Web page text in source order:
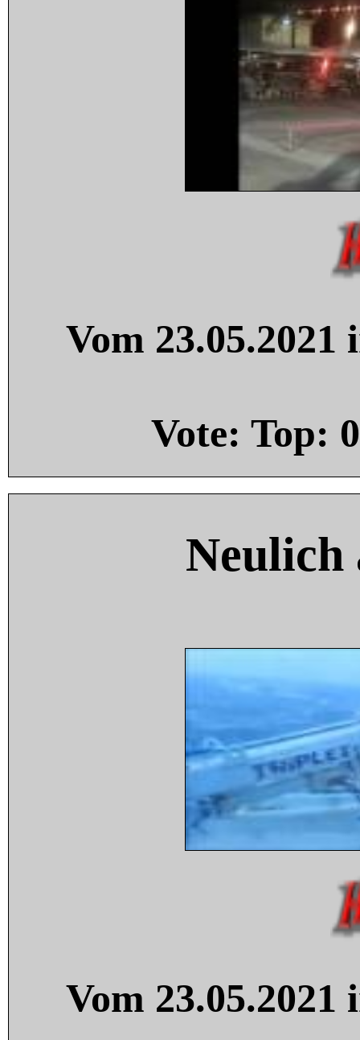
Vom
Vote: Top: 0
Neulich
Vom